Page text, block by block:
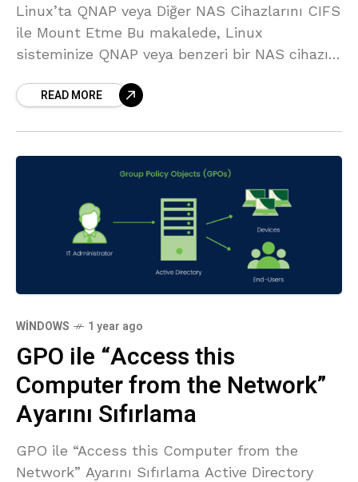
Linux’ta QNAP veya Diğer NAS Cihazlarını CIFS
ile Mount Etme Bu makalede, Linux
sisteminize QNAP veya benzeri bir NAS cihazını
protokolü kullanarak nasıl bağlayacağınızı
READ MORE
WINDOWS 1 year ago
GPO ile “Access this
Computer from the Network”
Ayarını Sıfırlama
GPO ile “Access this Computer from the
Network” Ayarını Sıfırlama Active Directory